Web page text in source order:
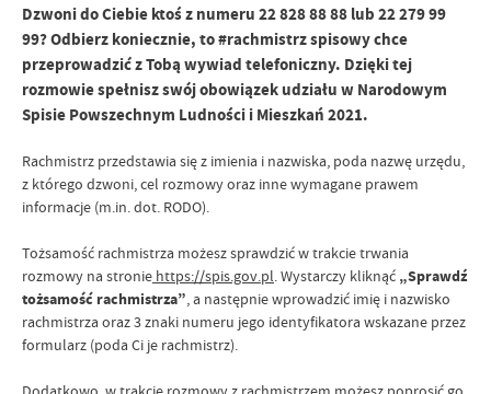
Dzwoni do Ciebie ktoś z numeru 22 828 88 88 lub 22 279 99
99? Odbierz koniecznie, to #rachmistrz spisowy chce
przeprowadzić z Tobą wywiad telefoniczny. Dzięki tej
rozmowie spełnisz swój obowiązek udziału w Narodowym
Spisie Powszechnym Ludności i Mieszkań 2021.
Rachmistrz przedstawia się z imienia i nazwiska, poda nazwę urzędu,
z którego dzwoni, cel rozmowy oraz inne wymagane prawem
informacje (m.in. dot. RODO).
Tożsamość rachmistrza możesz sprawdzić w trakcie trwania
rozmowy na stronie https://spis.gov.pl. Wystarczy kliknąć „Sprawdź
tożsamość rachmistrza”, a następnie wprowadzić imię i nazwisko
rachmistrza oraz 3 znaki numeru jego identyfikatora wskazane przez
formularz (poda Ci je rachmistrz).